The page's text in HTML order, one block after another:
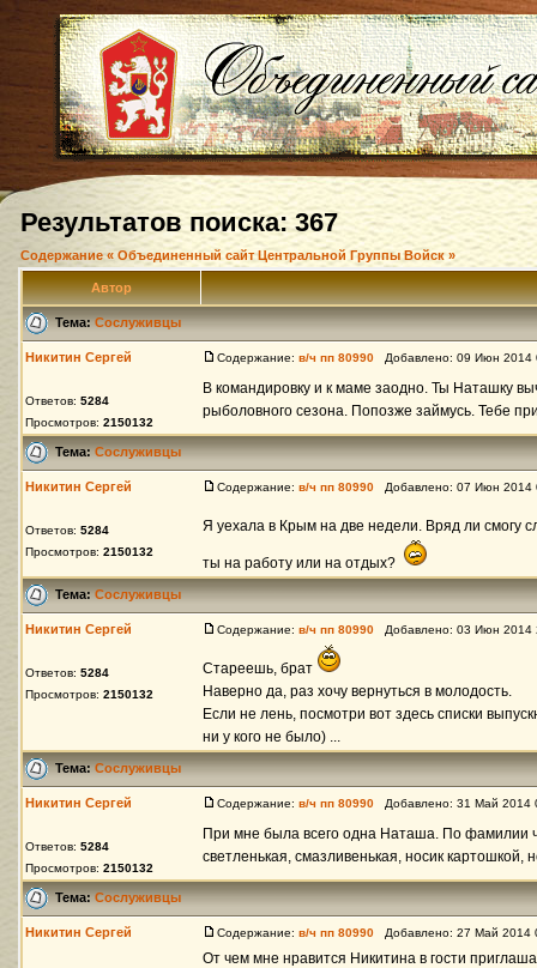
Результатов поиска: 367
Содержание « Объединенный сайт Центральной Группы Войск »
Автор
Тема:Сослуживцы
Никитин Сергей
Ответов: 5284
Просмотров: 2150132
Содержание: в/ч пп 80990 Добавлено: 09 Июн
В командировку и к маме заодно. Ты Наташку
рыболовного сезона. Попозже займусь. Тебе
Тема:Сослуживцы
Никитин Сергей
Ответов: 5284
Просмотров: 2150132
Содержание: в/ч пп 80990 Добавлено: 07 Июн
Я уехала в Крым на две недели. Вряд ли смогу
ты на работу или на отдых?
Тема:Сослуживцы
Никитин Сергей
Ответов: 5284
Просмотров: 2150132
Содержание: в/ч пп 80990 Добавлено: 03 Июн
Стареешь, брат
Наверно да, раз хочу вернуться в молодость.
Если не лень, посмотри вот здесь списки
ни у кого не было) ...
Тема:Сослуживцы
Никитин Сергей
Ответов: 5284
Просмотров: 2150132
Содержание: в/ч пп 80990 Добавлено: 31 Май
При мне была всего одна Наташа. По фамилии
светленькая, смазливенькая, носик
Тема:Сослуживцы
Никитин Сергей Содержание: в/ч пп 80990 Добавлено: 27 Май
От чем мне нравится Никитина в гости